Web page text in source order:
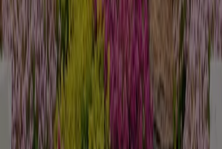
Läuft am 31.8. ab
Neu
Sonderpreis Baumarkt
Exklusive Deals und Schnäppchen
Läuft am 14.8. ab
Baldur Garten